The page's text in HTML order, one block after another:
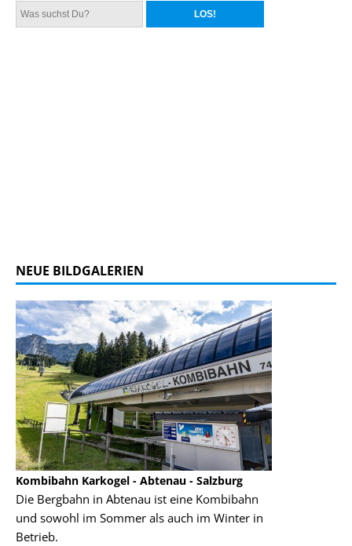
NEUE BILDGALERIEN
Kombibahn Karkogel - Abtenau - Salzburg
Die Bergbahn in Abtenau ist eine Kombibahn
und sowohl im Sommer als auch im Winter in
Betrieb.